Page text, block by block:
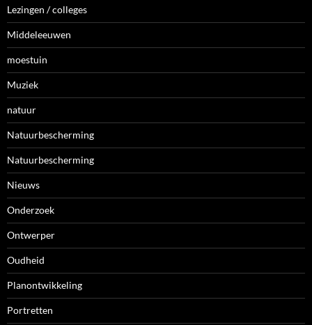
Lezingen / colleges
Middeleeuwen
moestuin
Muziek
natuur
Natuurbescherming
Natuurbescherming
Nieuws
Onderzoek
Ontwerper
Oudheid
Planontwikkeling
Portretten